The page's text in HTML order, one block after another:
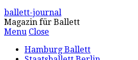
ballett-journal
Magazin für Ballett
Menu Close
Hamburg Ballett